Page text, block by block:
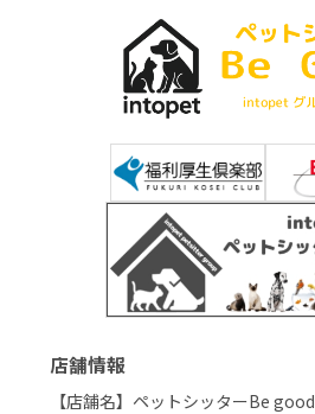
店舗情報
【店舗名】ペットシッターBe good